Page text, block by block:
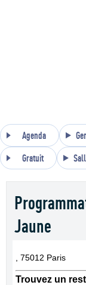
Agenda
Gratuit
Jaune
, 75012 Paris
Trouvez un